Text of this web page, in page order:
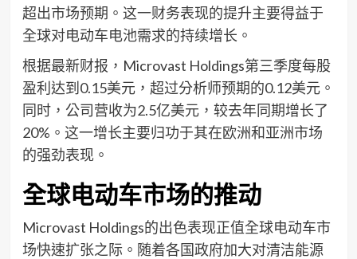
超出市场预期。这一财务表现的提升主要得益于
全球对电动车电池需求的持续增长。
根据最新财报，Microvast Holdings第三季度每股
盈利达到0.15美元，超过分析师预期的0.12美元。
同时，公司营收为2.5亿美元，较去年同期增长了
20%。这一增长主要归功于其在欧洲和亚洲市场
的强劲表现。
全球电动车市场的推动
Microvast Holdings的出色表现正值全球电动车市
场快速扩张之际。随着各国政府加大对清洁能源